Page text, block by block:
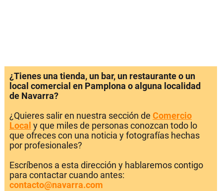
¿Tienes una tienda, un bar, un restaurante o un
local comercial en Pamplona o alguna localidad
de Navarra?
¿Quieres salir en nuestra sección de Comercio
Local y que miles de personas conozcan todo lo
que ofreces con una noticia y fotografías hechas
por profesionales?
Escríbenos a esta dirección y hablaremos contigo
para contactar cuando antes:
contacto@navarra.com